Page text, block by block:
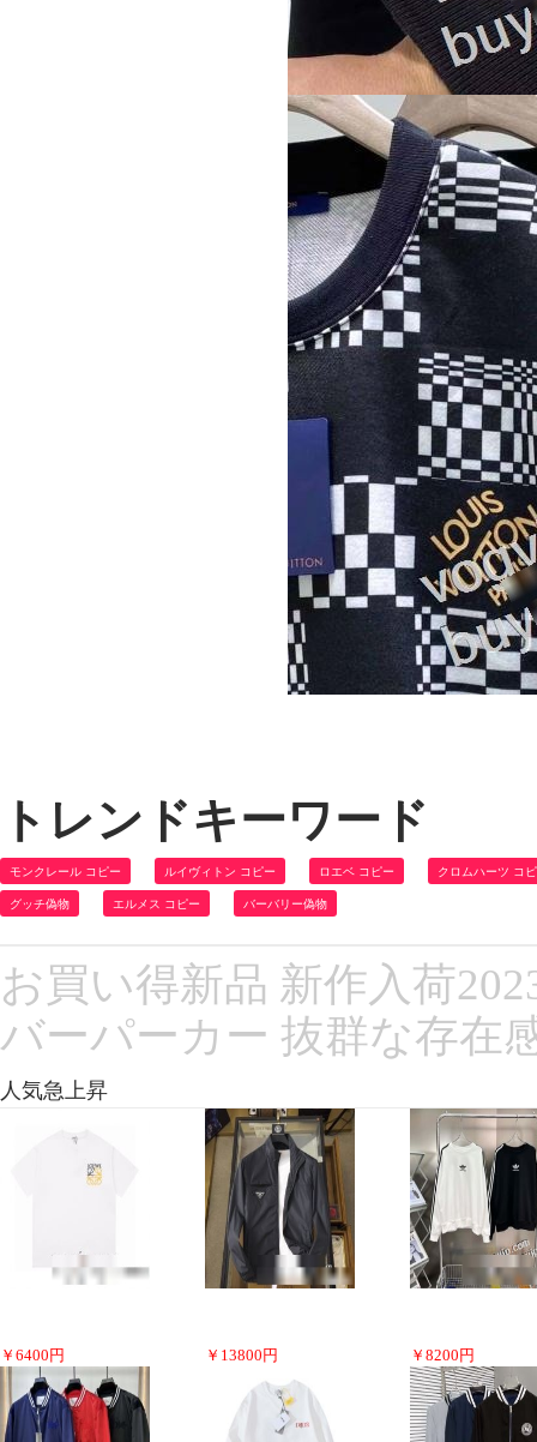
トレンドキーワード
モンクレール コピー ルイヴィトン コピー ロエベ コピー クロムハーツ コ
グッチ偽物 エルメス コピー バーバリー偽物
お買い得新品 新作入荷
バーパーカー 抜群な存在
人気急上昇
￥ 6400 円 ￥ 13800 円 ￥ 8200 円